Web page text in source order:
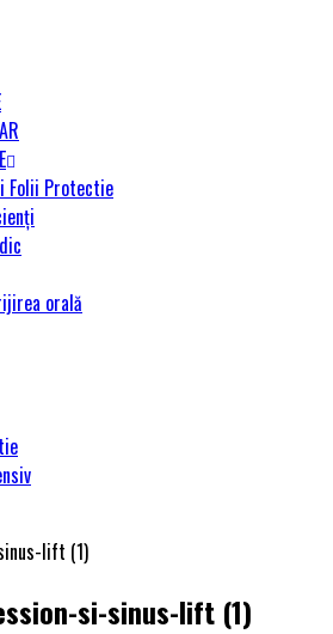
Folii Protectie
orală
lift (1)
si-sinus-lift (1)